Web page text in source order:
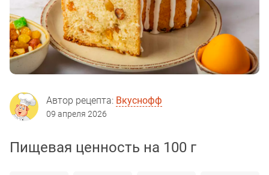
Автор рецепта: Вкуснофф
09 апреля 2026
Пищевая ценность на 100 г